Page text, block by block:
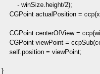
- winSize.height/2);
CGPoint actualPosition =
CGPoint centerOfView =
CGPoint viewPoint =
self.position = viewPoint;
}